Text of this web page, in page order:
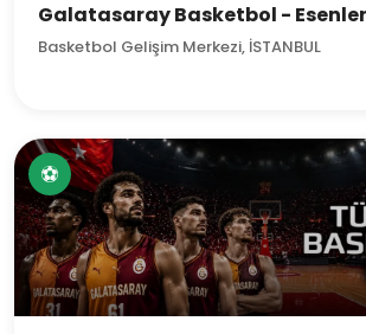
Galatasaray Basketbol -
Basketbol Gelişim Merkezi, İSTANBUL
⚽